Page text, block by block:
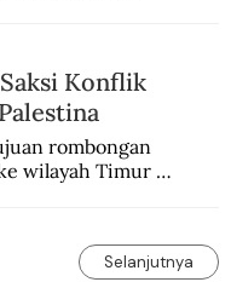
Konflik
rombongan
wilayah Timur
Selanjutnya